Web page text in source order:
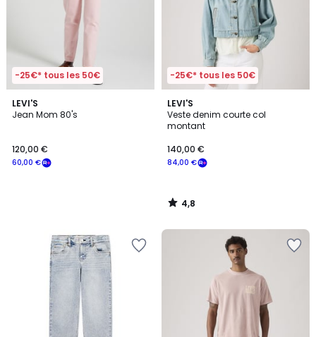
-25€* tous les 50€
LEVI'S
Jean Mom 80's
60,00 €
120,00 €
-25€* tous les 50€
LEVI'S
Veste denim courte col
montant
84,00 €
140,00 €
4,8
/ 5
4,8
/